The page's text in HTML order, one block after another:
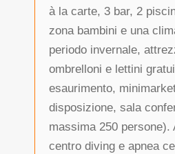
à la carte, 3 bar, 2
zona bambini e una
periodo invernale,
ombrelloni e lettini
esaurimento,
disposizione, sala
massima 250 persone).
centro diving e apnea